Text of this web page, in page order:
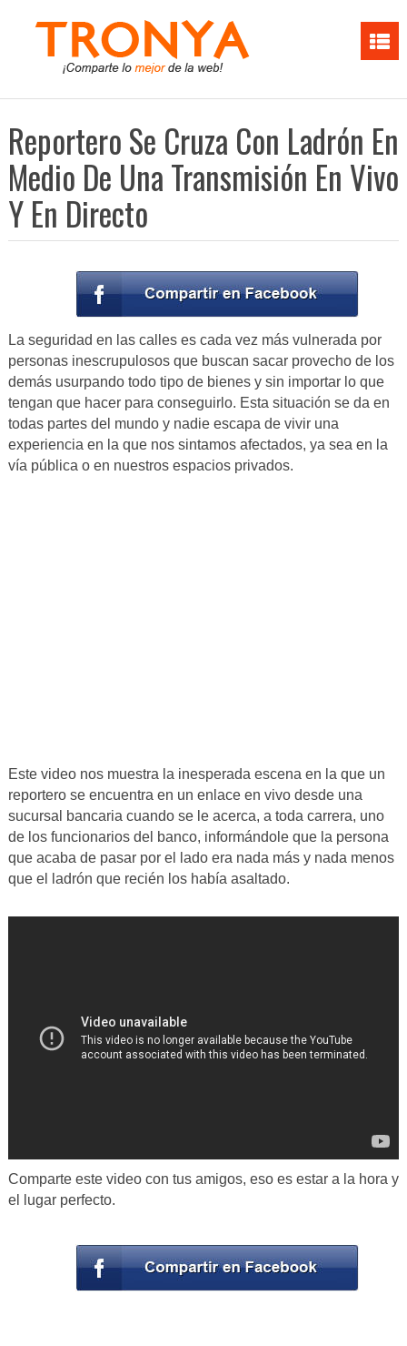
Reportero Se Cruza Con Ladrón En
Medio De Una Transmisión En Vivo
Y En Directo
La seguridad en las calles es cada vez más vulnerada por
personas inescrupulosos que buscan sacar provecho de los
demás usurpando todo tipo de bienes y sin importar lo que
tengan que hacer para conseguirlo. Esta situación se da en
todas partes del mundo y nadie escapa de vivir una
experiencia en la que nos sintamos afectados, ya sea en la
vía pública o en nuestros espacios privados.
Este video nos muestra la inesperada escena en la que un
reportero se encuentra en un enlace en vivo desde una
sucursal bancaria cuando se le acerca, a toda carrera, uno
de los funcionarios del banco, informándole que la persona
que acaba de pasar por el lado era nada más y nada menos
que el ladrón que recién los había asaltado.
Comparte este video con tus amigos, eso es estar a la hora y
el lugar perfecto.